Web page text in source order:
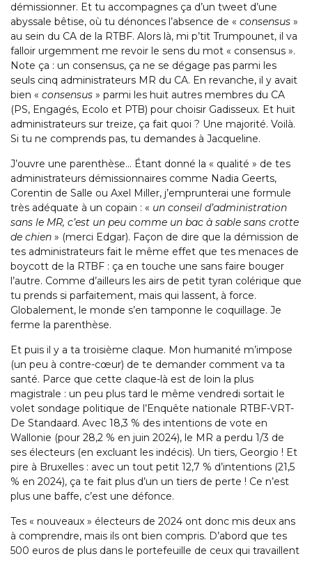
démissionner. Et tu accompagnes ça d’un tweet d’une
abyssale bêtise, où tu dénonces l’absence de « consensus »
au sein du CA de la RTBF. Alors là, mi p’tit Trumpounet, il va
falloir urgemment me revoir le sens du mot « consensus ».
Note ça : un consensus, ça ne se dégage pas parmi les
seuls cinq administrateurs MR du CA. En revanche, il y avait
bien « consensus » parmi les huit autres membres du CA
(PS, Engagés, Ecolo et PTB) pour choisir Gadisseux. Et huit
administrateurs sur treize, ça fait quoi ? Une majorité. Voilà.
Si tu ne comprends pas, tu demandes à Jacqueline.
J’ouvre une parenthèse… Étant donné la « qualité » de tes
administrateurs démissionnaires comme Nadia Geerts,
Corentin de Salle ou Axel Miller, j’emprunterai une formule
très adéquate à un copain : « un conseil d’administration
sans le MR, c’est un peu comme un bac à sable sans crotte
de chien » (merci Edgar). Façon de dire que la démission de
tes administrateurs fait le même effet que tes menaces de
boycott de la RTBF : ça en touche une sans faire bouger
l’autre. Comme d’ailleurs les airs de petit tyran colérique que
tu prends si parfaitement, mais qui lassent, à force.
Globalement, le monde s’en tamponne le coquillage. Je
ferme la parenthèse.
Et puis il y a ta troisième claque. Mon humanité m’impose
(un peu à contre-cœur) de te demander comment va ta
santé. Parce que cette claque-là est de loin la plus
magistrale : un peu plus tard le même vendredi sortait le
volet sondage politique de l’Enquête nationale RTBF-VRT-
De Standaard. Avec 18,3 % des intentions de vote en
Wallonie (pour 28,2 % en juin 2024), le MR a perdu 1/3 de
ses électeurs (en excluant les indécis). Un tiers, Georgio ! Et
pire à Bruxelles : avec un tout petit 12,7 % d’intentions (21,5
% en 2024), ça te fait plus d’un un tiers de perte ! Ce n’est
plus une baffe, c’est une défonce.
Tes « nouveaux » électeurs de 2024 ont donc mis deux ans
à comprendre, mais ils ont bien compris. D’abord que tes
500 euros de plus dans le portefeuille de ceux qui travaillent